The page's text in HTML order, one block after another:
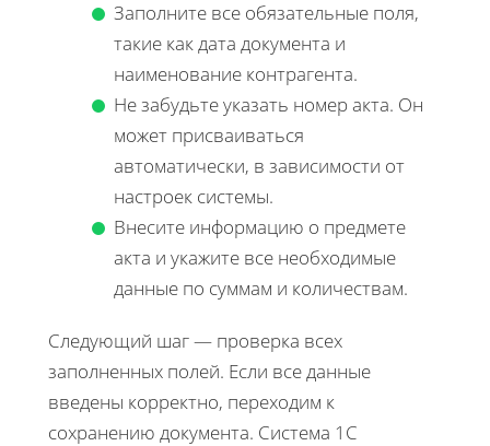
Заполните все обязательные поля,
такие как дата документа и
наименование контрагента.
Не забудьте указать номер акта. Он
может присваиваться
автоматически, в зависимости от
настроек системы.
Внесите информацию о предмете
акта и укажите все необходимые
данные по суммам и количествам.
Следующий шаг — проверка всех
заполненных полей. Если все данные
введены корректно, переходим к
сохранению документа. Система 1С